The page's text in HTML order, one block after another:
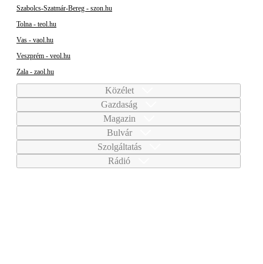
Szabolcs-Szatmár-Bereg - szon.hu
Tolna - teol.hu
Vas - vaol.hu
Veszprém - veol.hu
Zala - zaol.hu
Közélet
Gazdaság
Magazin
Bulvár
Szolgáltatás
Rádió